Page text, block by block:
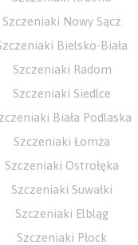
Szczeniaki Nowy Sącz
Bielsko-Biała
Szczeniaki Radom
Szczeniaki Siedlce
Biała Podlaska
Szczeniaki Łomża
Szczeniaki Ostrołęka
Szczeniaki Suwałki
Szczeniaki Elbląg
Szczeniaki Płock